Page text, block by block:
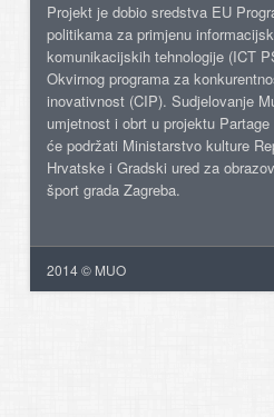
Projekt je dobio sredstva EU
politikama za primjenu
komunikacijskih tehnologije (ICT
Okvirnog programa za
inovativnost (CIP). Sudjelovanje
umjetnost i obrt u projektu
će podržati Ministarstvo kulture
Hrvatske i Gradski ured za
šport grada Zagreba.
2014 © MUO